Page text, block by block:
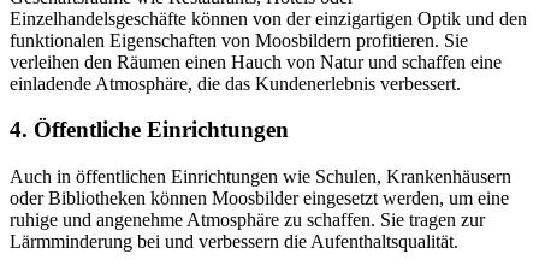
Einzelhandelsgeschäfte können von der einzigartigen Optik und den
funktionalen Eigenschaften von Moosbildern profitieren. Sie
verleihen den Räumen einen Hauch von Natur und schaffen eine
einladende Atmosphäre, die das Kundenerlebnis verbessert.
4. Öffentliche Einrichtungen
Auch in öffentlichen Einrichtungen wie Schulen, Krankenhäusern
oder Bibliotheken können Moosbilder eingesetzt werden, um eine
ruhige und angenehme Atmosphäre zu schaffen. Sie tragen zur
Lärmminderung bei und verbessern die Aufenthaltsqualität.